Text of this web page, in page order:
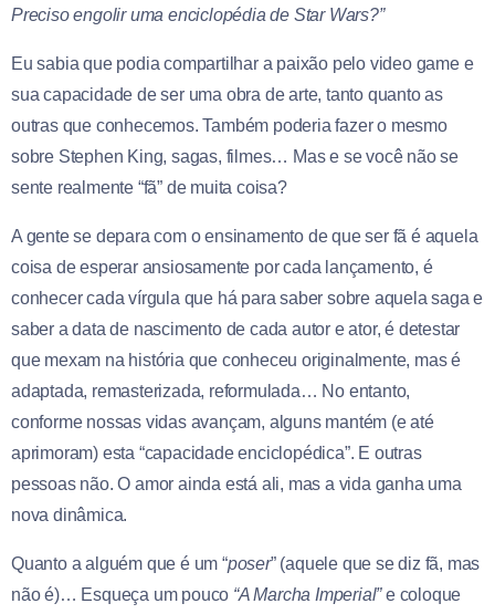
Preciso engolir uma enciclopédia de Star Wars?”
Eu sabia que podia compartilhar a paixão pelo video game e
sua capacidade de ser uma obra de arte, tanto quanto as
outras que conhecemos. Também poderia fazer o mesmo
sobre Stephen King, sagas, filmes… Mas e se você não se
sente realmente “fã” de muita coisa?
A gente se depara com o ensinamento de que ser fã é aquela
coisa de esperar ansiosamente por cada lançamento, é
conhecer cada vírgula que há para saber sobre aquela saga e
saber a data de nascimento de cada autor e ator, é detestar
que mexam na história que conheceu originalmente, mas é
adaptada, remasterizada, reformulada… No entanto,
conforme nossas vidas avançam, alguns mantém (e até
aprimoram) esta “capacidade enciclopédica”. E outras
pessoas não. O amor ainda está ali, mas a vida ganha uma
nova dinâmica.
Quanto a alguém que é um “poser” (aquele que se diz fã, mas
não é)… Esqueça um pouco “A Marcha Imperial”e coloque